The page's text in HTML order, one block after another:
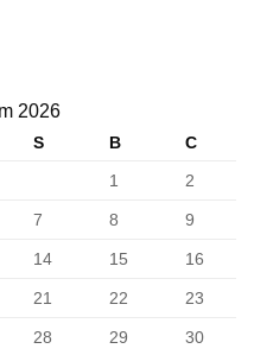
2026
S B
C
1
2
7 8 9
14 15 16
21 22 23
28 29 30